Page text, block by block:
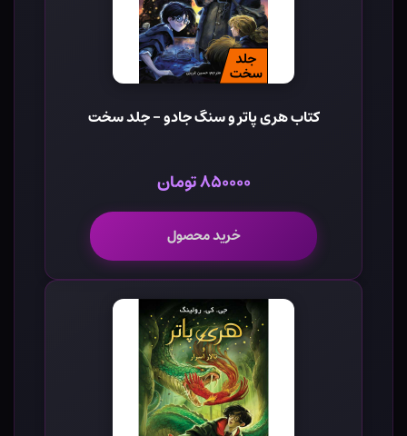
کتاب هری پاتر و سنگ جادو - جلد سخت
۸۵۰۰۰۰ تومان
خرید محصول